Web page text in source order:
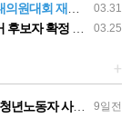
03.31
회 재소집 건
03.25
자 확정 공고
+
9일전
재발방지 대책 마련하라